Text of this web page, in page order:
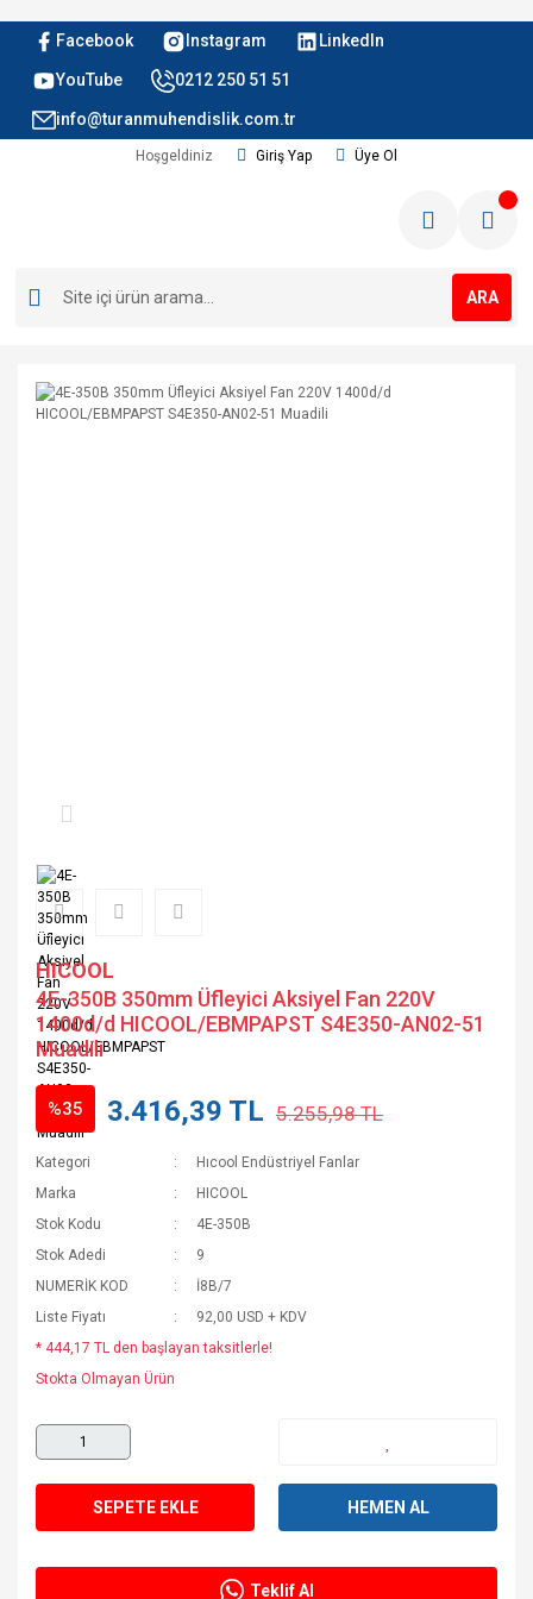
Facebook Instagram LinkedIn
YouTube 0212 250 51 51
info@turanmuhendislik.com.tr
Hoşgeldiniz Giriş Yap Üye Ol
ARA
HICOOL
4E-350B 350mm Üfleyici Aksiyel Fan 220V
1400d/d HICOOL/EBMPAPST S4E350-AN02-51
Muadili
%35 3.416,39 TL 5.255,98 TL
Kategori
Hıcool Endüstriyel Fanlar
Marka
HICOOL
Stok Kodu
4E-350B
Stok Adedi
9
NUMERİK KOD
İ8B/7
Liste Fiyatı
92,00 USD + KDV
* 444,17 TL den başlayan taksitlerle!
Stokta Olmayan Ürün
SEPETE EKLE HEMEN AL
Teklif Al